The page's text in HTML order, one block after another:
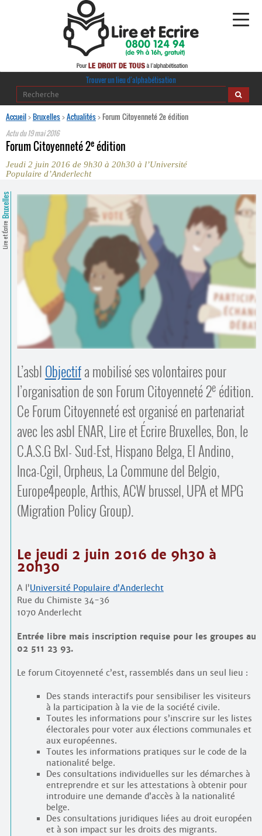
Alphabétisation
Regards croisés
journaldelalpha.be
Ressources pédagogiques
Comprendre et parler
Bienvenue en Belgique
Espace presse
Contacts
Trouver un lieu d’alphabétisation
Trouver un lieu d’alphabétisation
Accueil>Bruxelles>Actualités>Forum Citoyenneté 2e édition
Actu du19 mai 2016
Forum Citoyenneté 2eédition
Jeudi 2 juin 2016 de 9h30 à 20h30 à l’Université
Populaire d’Anderlecht
Lire et Écrire
Bruxelles
L’asbl Objectifa mobilisé ses volontaires pour
l’organisation de son Forum Citoyenneté 2eédition.
Ce Forum Citoyenneté est organisé en partenariat
avec les asbl ENAR, Lire et Écrire Bruxelles, Bon, le
C.A.S.G Bxl- Sud-Est, Hispano Belga, El Andino,
Inca-Cgil, Orpheus, La Commune del Belgio,
Europe4people, Arthis, ACW brussel, UPA et MPG
(Migration Policy Group).
Le jeudi 2 juin 2016 de 9h30 à
20h30
A l’Université Populaire d’Anderlecht
Rue du Chimiste 34-36
1070 Anderlecht
Entrée libre mais inscription requise pour les groupes au
02 511 23 93.
Le forum Citoyenneté c’est, rassemblés dans un seul lieu :
Des stands interactifs pour sensibiliser les visiteurs
à la participation à la vie de la société civile.
Toutes les informations pour s’inscrire sur les listes
électorales pour voter aux élections communales et
aux européennes.
Toutes les informations pratiques sur le code de la
nationalité belge.
Des consultations individuelles sur les démarches à
entreprendre et sur les attestations à obtenir pour
introduire une demande d’accès à la nationalité
belge.
Des consultations juridiques liées au droit européen
et à son impact sur les droits des migrants.